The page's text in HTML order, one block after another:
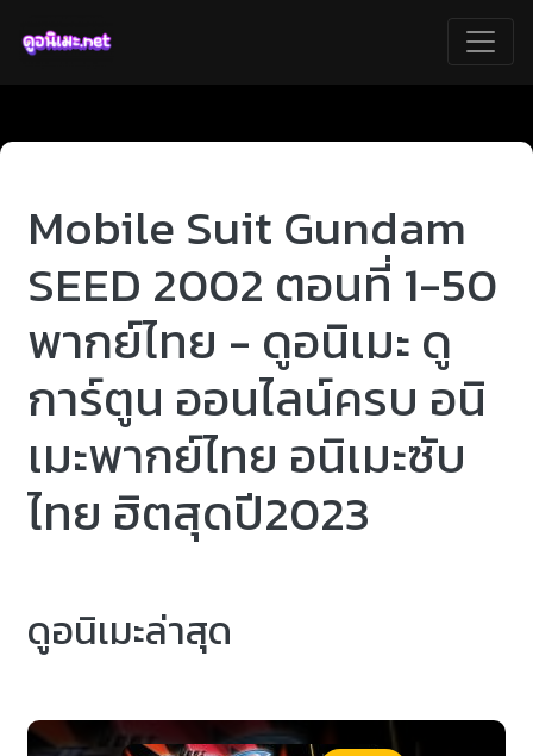
Mobile Suit Gundam
SEED 2002 ตอนที่ 1-50
พากย์ไทย - ดูอนิเมะ ดู
การ์ตูน ออนไลน์ครบ อนิ
เมะพากย์ไทย อนิเมะซับ
ไทย ฮิตสุดปี2023
ดูอนิเมะล่าสุด